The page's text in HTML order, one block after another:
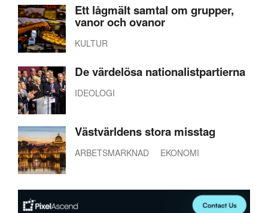
Ett lågmält samtal om grupper,
vanor och ovanor
KULTUR
De värdelösa nationalistpartierna
IDEOLOGI
Västvärldens stora misstag
ARBETSMARKNAD EKONOMI